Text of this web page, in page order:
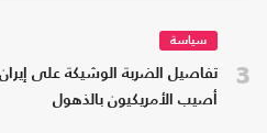
3
سياسة
تفاصيل الضربة الوشيكة على
أصيب الأمريكيون بالذهول